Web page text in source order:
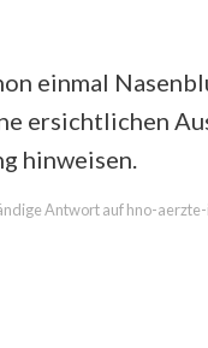
einmal
ersichtlichen
hinweisen.
Antwort auf hno-